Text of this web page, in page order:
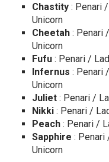
Chastity : Penari
Unicorn
Cheetah : Penari
Unicorn
Fufu : Penari /
Infernus : Penari
Unicorn
Juliet : Penari /
Nikki : Penari /
Peach : Penari /
Sapphire : Penari
Unicorn